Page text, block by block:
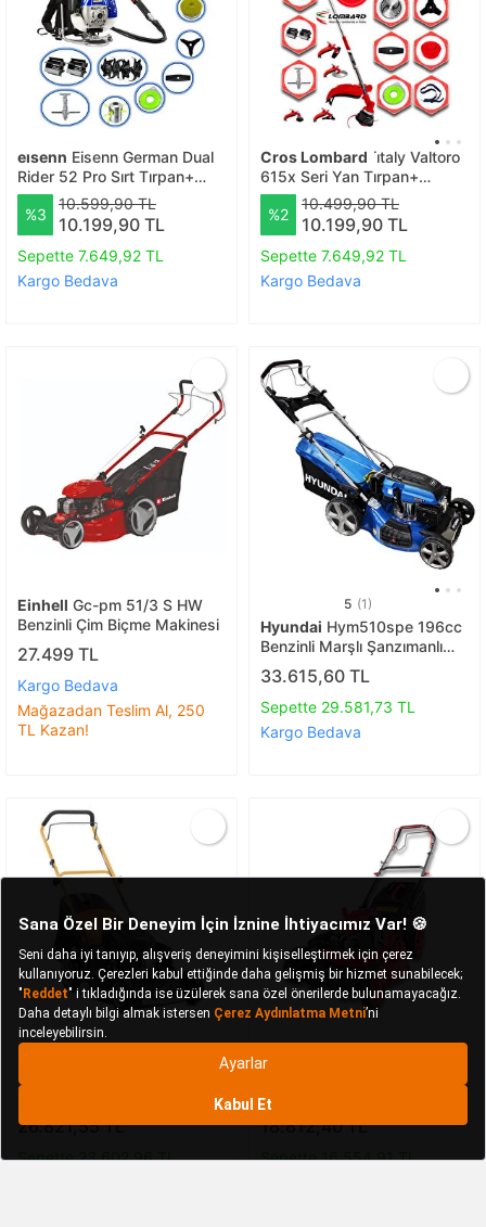
eısenn Eisenn German Dual
Rider 52 Pro Sırt Tırpan+
Akrobat Çapalama + Toprak
Eşeleme 14 Parça Full Set
%3
10.599,90 TL
10.199,90 TL
Sepette 7.649,92 TL
Kargo Bedava
Cros Lombard i̇taly Valtoro
615x Seri Yan Tırpan+
Akrobat Çapalama + Toprak
Eşeleme 15 Parça Arazi Seti
%2
10.499,90 TL
10.199,90 TL
Sepette 7.649,92 TL
Kargo Bedava
Einhell Gc-pm 51/3 S HW
Benzinli Çim Biçme Makinesi
27.499 TL
Kargo Bedava
Mağazadan Teslim Al, 250
TL Kazan!
5 (1)
Hyundai Hym510spe 196cc
Benzinli Marşlı Şanzımanlı
Çim Biçme Makinesi – 51 Cm
Geniş Bıçak, Kendinden
Tahrikli, Elektrikli Marşlı M
33.615,60 TL
Sepette 29.581,73 TL
Kargo Bedava
Stiga
26.821,55 TL
Sepette 23.602,96 TL
Biçme 46cm 144cc
18.812,40 TL
Sepette 16.554,91 TL